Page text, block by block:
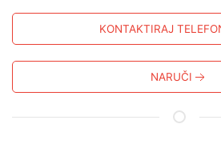
KONTAKTIRAJ
NARUČI